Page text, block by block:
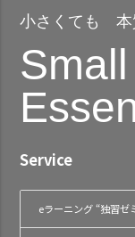
小さくても 本
Service
eラーニング “独習ゼ